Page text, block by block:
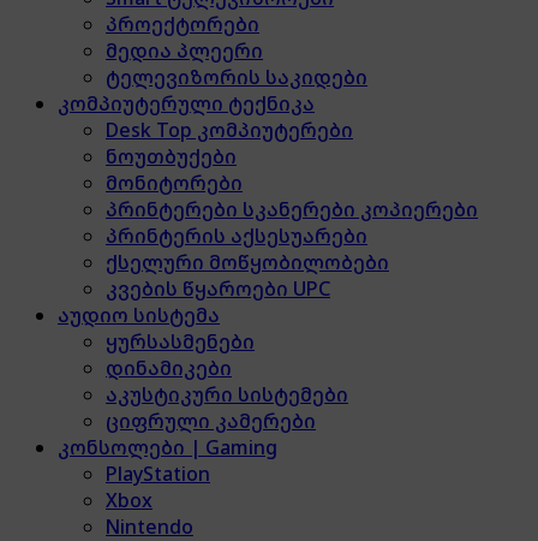
პროექტორები
მედია პლეერი
ტელევიზორის საკიდები
კომპიუტერული ტექნიკა
Desk Top კომპიუტერები
ნოუთბუქები
მონიტორები
პრინტერები სკანერები კოპიერები
პრინტერის აქსესუარები
ქსელური მოწყობილობები
კვების წყაროები UPC
აუდიო სისტემა
ყურსასმენები
დინამიკები
აკუსტიკური სისტემები
ციფრული კამერები
კონსოლები | Gaming
PlayStation
Xbox
Nintendo